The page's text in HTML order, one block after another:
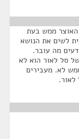
האוצר ממש בעת
לשים את הנושא
2021. אנחנו יודעים מה עובר.
סל לאור הוא לא
לא. מעבירים
לאור.